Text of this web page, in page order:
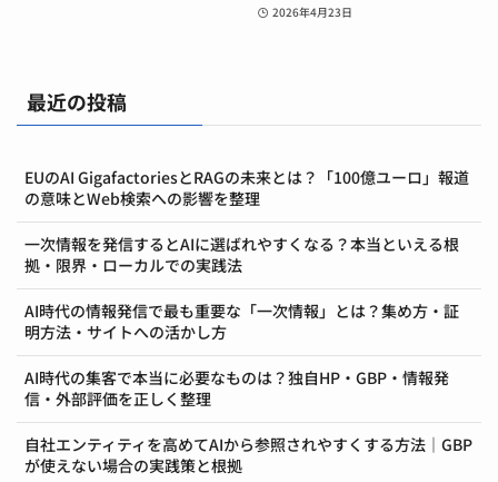
2026年4月23日
最近の投稿
EUのAI GigafactoriesとRAGの未来とは？「100億ユーロ」報道
の意味とWeb検索への影響を整理
一次情報を発信するとAIに選ばれやすくなる？本当といえる根
拠・限界・ローカルでの実践法
AI時代の情報発信で最も重要な「一次情報」とは？集め方・証
明方法・サイトへの活かし方
AI時代の集客で本当に必要なものは？独自HP・GBP・情報発
信・外部評価を正しく整理
自社エンティティを高めてAIから参照されやすくする方法｜GBP
が使えない場合の実践策と根拠